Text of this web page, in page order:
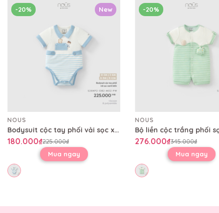
New
-20%
NOUS
Bodysuit cộc tay phối vải sọc xanh biển
180.000₫225.000₫
Mua ngay
-20%
NOUS
276.000₫345.000₫
Mua ngay